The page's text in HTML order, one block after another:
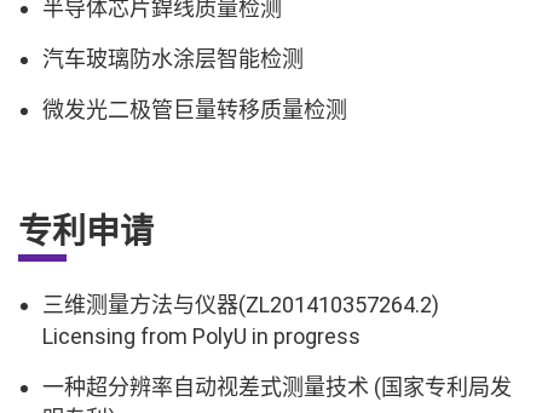
半导体芯片銲线质量检测
汽车玻璃防水涂层智能检测
微发光二极管巨量转移质量检测
专利申请
三维测量方法与仪器(ZL201410357264.2)
Licensing from PolyU in progress
一种超分辨率自动视差式测量技术 (国家专利局发